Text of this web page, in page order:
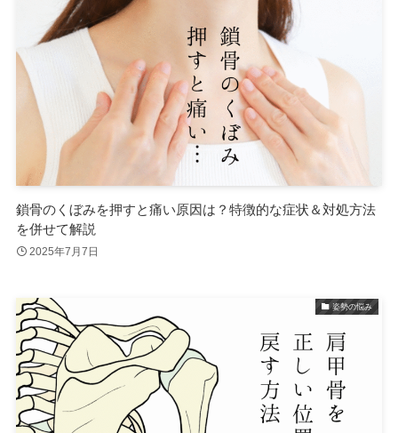
鎖骨のくぼみを押すと痛い原因は？特徴的な症状＆対処方法
を併せて解説
2025年7月7日
姿勢の悩み